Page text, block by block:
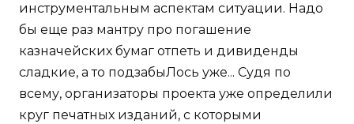
инструментальным аспектам ситуации. Надо
бы еще раз мантру про погашение
казначейских бумаг отпеть и дивиденды
сладкие, а то подзабыЛось уже... Судя по
всему, организаторы проекта уже определили
круг печатных изданий, с которыми